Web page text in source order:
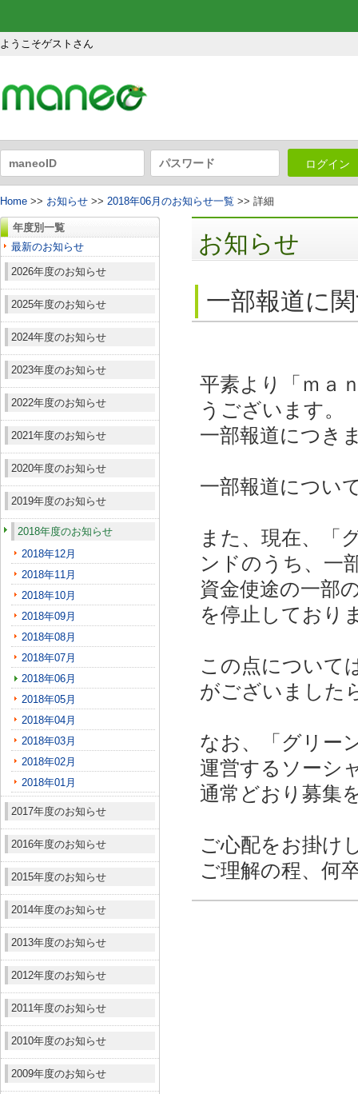
ようこそゲストさん
ログイン
Home >> お知らせ >> 2018年06月のお知らせ一覧 >> 詳細
年度別一覧
最新のお知らせ
2026年度のお知らせ
2025年度のお知らせ
2024年度のお知らせ
2023年度のお知らせ
2022年度のお知らせ
2021年度のお知らせ
2020年度のお知らせ
2019年度のお知らせ
2018年度のお知らせ
2018年12月
2018年11月
2018年10月
2018年09月
2018年08月
2018年07月
2018年06月
2018年05月
2018年04月
2018年03月
2018年02月
2018年01月
2017年度のお知らせ
2016年度のお知らせ
2015年度のお知らせ
2014年度のお知らせ
2013年度のお知らせ
2012年度のお知らせ
2011年度のお知らせ
2010年度のお知らせ
2009年度のお知らせ
お知らせ
一部報道に
平素より「ｍａ
うございます。
一部報道につき
一部報道につい
また、現在、「
ンドのうち、一
資金使途の一部
を停止しており
この点について
がございました
なお、「グリー
運営するソーシ
通常どおり募集
ご心配をお掛け
ご理解の程、何